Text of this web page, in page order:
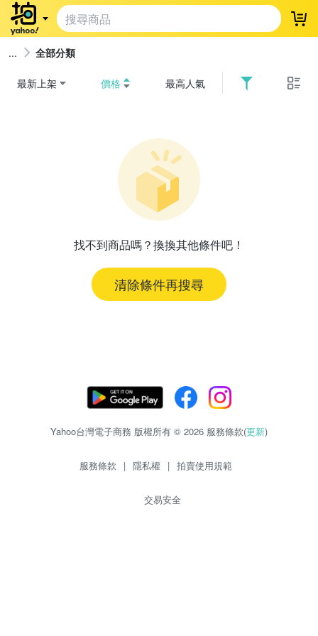
登
全部分類
最新上架 價格 最高人氣
找不到商品嗎？換換其他條件吧！
清除條件再搜尋
Yahoo台灣電子商務 版權所有 © 2026 服務條款(更新)
服務條款 | 隱私權 | 拍賣使用規範
交易安全